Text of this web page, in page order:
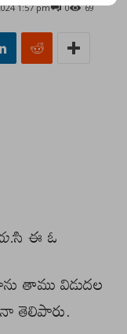
1:57 pm 69
0
సి ఈ ఓ
తాము విడుదల
తెలిపారు.